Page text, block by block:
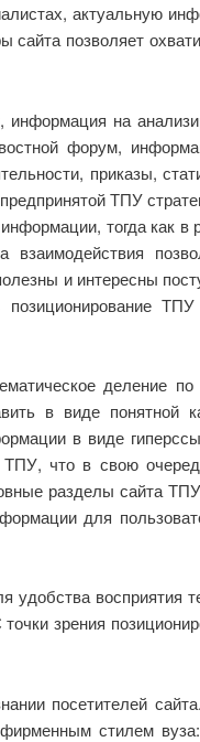
актуальную
позволяет
информация на
форум,
приказы,
ТПУ
тогда как
и интересны
деление
в виде понятной
в виде
что в свою
разделы сайта
для
восприятия
зрения
посетителей
стилем вуза: